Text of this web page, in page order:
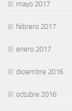
mayo 2017
febrero 2017
enero 2017
diciembre 2016
octubre 2016